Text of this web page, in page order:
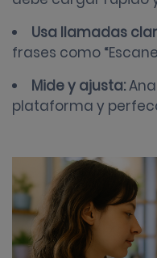
Usa llamadas
frases como
Mide y ajusta:
plataforma y